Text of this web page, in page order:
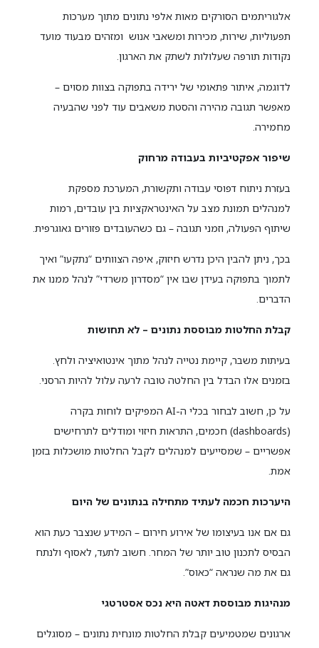
אלגוריתמים הסורקים מאות אלפי נתונים מתוך מערכות
תפעוליות, שירות, מכירות ומשאבי אנוש ומזהים מבעוד מועד
נקודות תורפה שעלולות לשתק את הארגון.
לדוגמה, איתור פתאומי של ירידה בתפוקה בצוות מסוים –
מאפשר תגובה מהירה והסטת משאבים עוד לפני שהבעיה
מחמירה.
שיפור אפקטיביות בעבודה מרחוק
בעזרת ניתוח דפוסי עבודה ותקשורת, המערכת מספקת
למנהלים תמונת מצב על האינטראקציות בין עובדים, רמות
שיתוף הפעולה, וזמני תגובה – גם כשהעובדים פזורים גאוגרפית.
בכך, ניתן להבין היכן נדרש חיזוק, איפה הצוותים “נתקעו” ואיך
לתמוך בתפוקה בעידן שבו אין “מסדרון משרדי” לנהל ממנו את
הדברים.
קבלת החלטות מבוססת נתונים – לא תחושות
בעיתות משבר, קיימת נטייה לנהל מתוך אינטואיציה ולחץ.
בזמנים אלו הבדל בין החלטה טובה לרעה עלול להיות הרסני.
על כן, חשוב לבחור בכלי ה-AI המפיקים לוחות בקרה
(dashboards) חכמים, התראות חיזוי ומודלים לתרחישים
אפשריים – שמסייעים למנהלים לקבל החלטות מושכלות בזמן
אמת.
היערכות חכמה לעתיד מתחילה בנתונים של היום
גם אם אנו בעיצומו של אירוע חירום – המידע שנצבר כעת הוא
הבסיס לתכנון טוב יותר של המחר. חשוב לתעד, לאסוף ולנתח
גם את מה שנראה “כאוס”.
מנהיגות מבוססת דאטה היא נכס אסטרטגי
ארגונים שמטמיעים קבלת החלטות מונחית נתונים – מסוגלים